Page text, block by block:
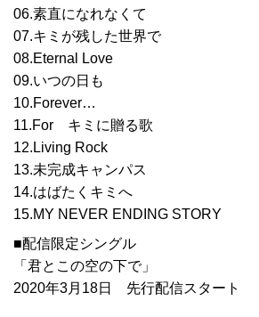
06.素直になれなくて
07.キミが残した世界で
08.Eternal Love
09.いつの日も
10.Forever…
11.For キミに贈る歌
12.Living Rock
13.未完成キャンパス
14.はばたくキミへ
15.MY NEVER ENDING STORY
■配信限定シングル
「君とこの空の下で」
2020年3月18日 先行配信スタート